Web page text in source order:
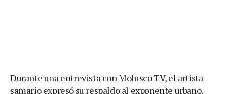
Durante una entrevista con Molusco TV, el artista
samario expresó su respaldo al exponente urbano,